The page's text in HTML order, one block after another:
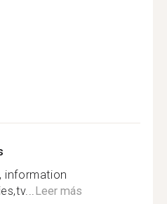
information
Leer más